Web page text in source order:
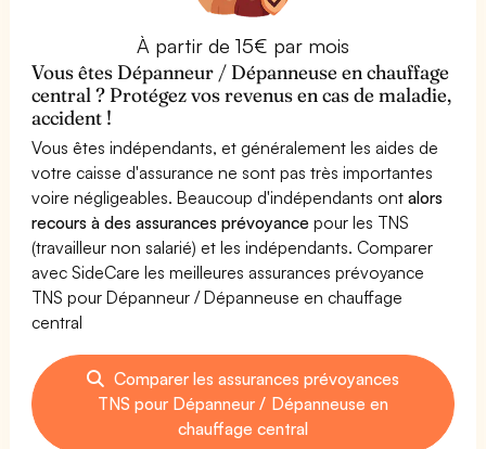
À partir de 15€ par mois
Vous êtes Dépanneur / Dépanneuse en chauffage
central ? Protégez vos revenus en cas de maladie,
accident !
Vous êtes indépendants, et généralement les aides de
votre caisse d'assurance ne sont pas très importantes
voire négligeables. Beaucoup d'indépendants ontalors
recours à des assurances prévoyance pour les TNS
(travailleur non salarié) et les indépendants. Comparer
avec SideCare les meilleures assurances prévoyance
TNS pour Dépanneur / Dépanneuse en chauffage
central
Comparer les assurances prévoyances
TNS pour Dépanneur / Dépanneuse en
chauffage central